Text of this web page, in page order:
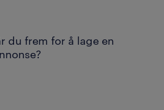
du frem for å lage en